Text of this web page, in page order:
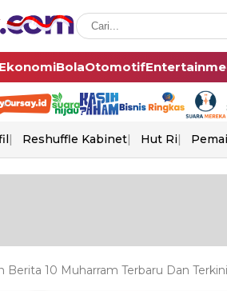
EkonomiBolaOtomotif
Reshuffle Kabinet Hut Ri
Berita 10 Muharram Terbaru Dan Terkini